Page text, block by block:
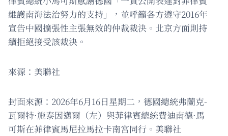
維護南海法治努力的支持」，並呼籲各方遵守2016年
宣告中國擴張性主張無效的仲裁裁決。北京方面則持
續拒絕接受該裁決。
來源：美聯社
封面來源：2026年6月16日星期二，德國總統弗蘭克-
瓦爾特·施泰因邁爾（左）與菲律賓總統費迪南德·馬
可斯在菲律賓馬尼拉馬拉卡南宮同行。美聯社